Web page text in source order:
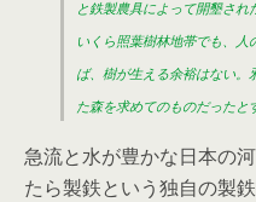
と鉄製農具によって開墾され
いくら照葉樹林地帯でも、
ば、樹が生える余裕はない
た森を求めてのものだったと
急流と水が豊かな日本の
たら製鉄という独自の製